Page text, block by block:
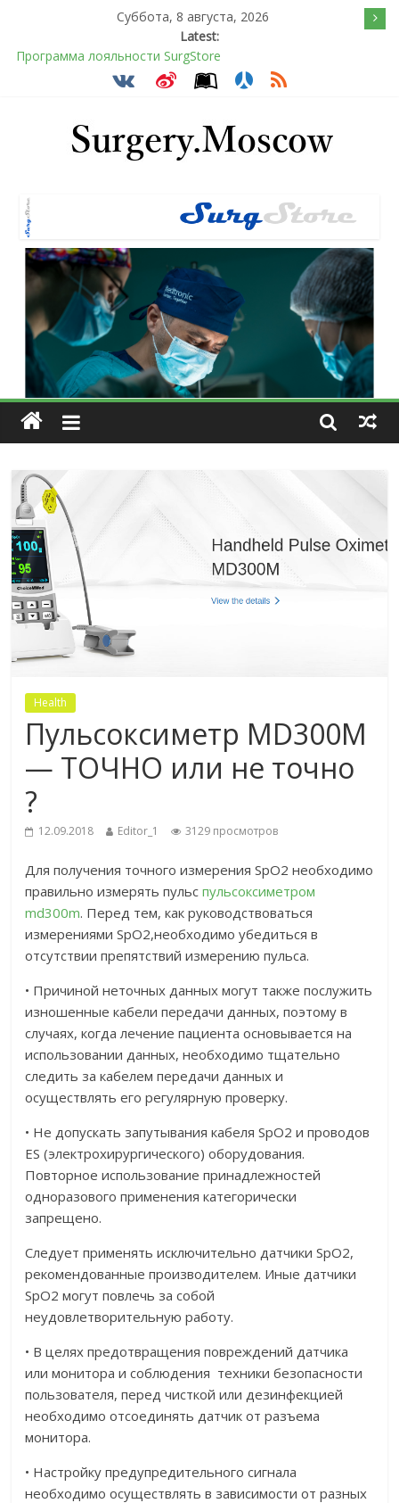
Суббота, 8 августа, 2026
Latest:
Программа лояльности SurgStore
Подсознательное желанием быть отверженным и
Барбированные нити в хирургии: принцип работы и
преимущества технологии
Health
Пульсоксиметр MD300M
— ТОЧНО или не точно
?
12.09.2018 Editor_1 3129 просмотров
Для получения точного измерения SpO2 необходимо
правильно измерять пульспульсоксиметром
md300m. Перед тем, как руководствоваться
измерениями SpO2,необходимо убедиться в
отсутствии препятствий измерению пульса.
• Причиной неточных данных могут также послужить
изношенные кабели передачи данных, поэтому в
случаях, когда лечение пациента основывается на
использовании данных, необходимо тщательно
следить за кабелем передачи данных и
осуществлять его регулярную проверку.
• Не допускать запутывания кабеля SpO2 и проводов
ES (электрохирургического) оборудования.
Повторное использование принадлежностей
одноразового применения категорически
запрещено.
Следует применять исключительно датчики SpO2,
рекомендованные производителем. Иные датчики
SpO2 могут повлечь за собой
неудовлетворительную работу.
• В целях предотвращения повреждений датчика
или монитора и соблюдения техники безопасности
пользователя, перед чисткой или дезинфекцией
необходимо отсоединять датчик от разъема
монитора.
• Настройку предупредительного сигнала
необходимо осуществлять в зависимости от разных